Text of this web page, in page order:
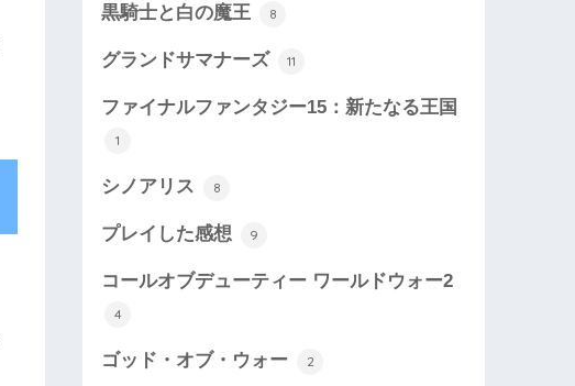
黒騎士と白の魔王 8
グランドサマナーズ 11
ファイナルファンタジー15：新たなる王国
1
シノアリス 8
プレイした感想 9
コールオブデューティー ワールドウォー2
4
ゴッド・オブ・ウォー 2